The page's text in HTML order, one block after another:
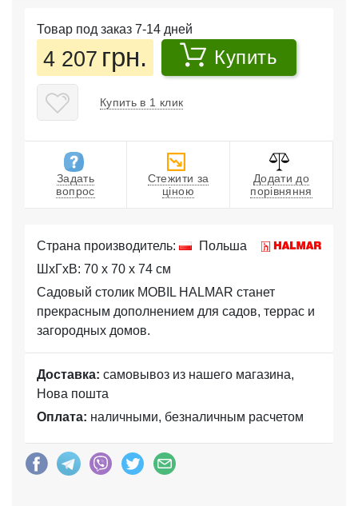
Товар под заказ 7-14 дней
4 207 грн. Купить
Купить в 1 клик
Задать
вопрос
Стежити за
ціною
Додати до
порівняння
Страна производитель:
Польша
ШхГхВ: 70 x 70 x 74 см
Садовый столик MOBIL HALMAR станет
прекрасным дополнением для садов, террас и
загородных домов.
Доставка: самовывоз из нашего магазина,
Нова пошта
Оплата: наличными, безналичным расчетом